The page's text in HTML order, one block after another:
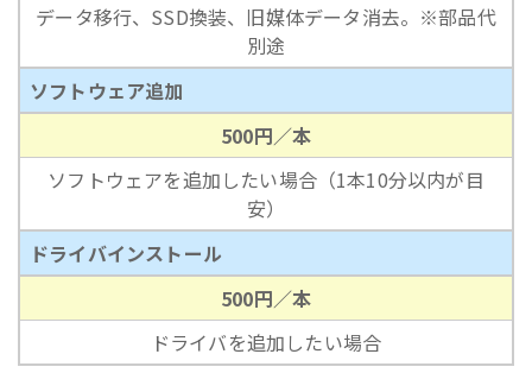
データ移行、SSD換装、旧媒体データ消去。※部品代
別途
ソフトウェア追加
500円／本
ソフトウェアを追加したい場合（1本10分以内が目
安）
ドライバインストール
500円／本
ドライバを追加したい場合